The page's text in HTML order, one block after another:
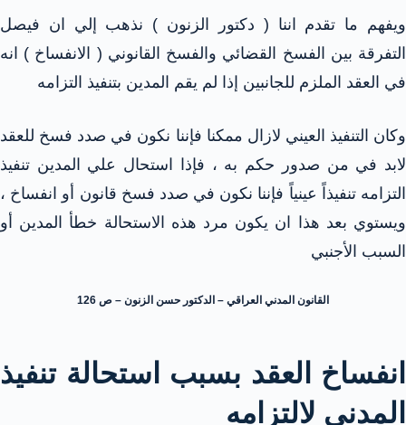
ويفهم ما تقدم اننا ( دكتور الزنون ) نذهب إلي ان فيصل
التفرقة بين الفسخ القضائي والفسخ القانوني ( الانفساخ ) انه
في العقد الملزم للجانبين إذا لم يقم المدين بتنفيذ التزامه
وكان التنفيذ العيني لازال ممكنا فإننا نكون في صدد فسخ للعقد
لابد في من صدور حكم به ، فإذا استحال علي المدين تنفيذ
التزامه تنفيذاً عينياً فإننا نكون في صدد فسخ قانون أو انفساخ ،
ويستوي بعد هذا ان يكون مرد هذه الاستحالة خطأ المدين أو
السبب الأجنبي
القانون المدني العراقي – الدكتور حسن الزنون – ص 126
انفساخ العقد بسبب استحالة تنفيذ
المدني لالتزامه